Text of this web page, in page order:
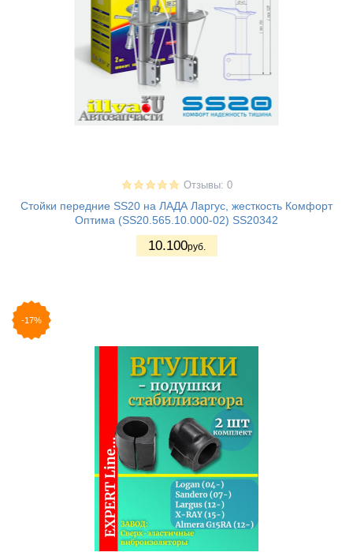
Отзывы: 0
Стойки передние SS20 на ЛАДА Ларгус, жесткость Комфорт
Оптима (SS20.565.10.000-02) SS20342
10.100руб.
-17%